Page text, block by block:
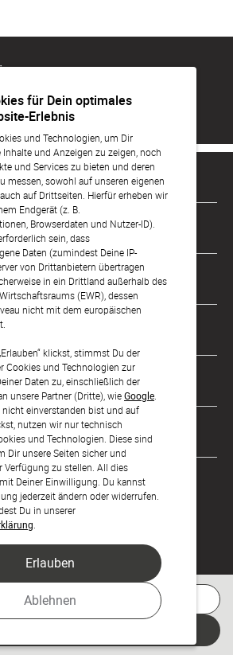
für Dein optimales
Erlebnis
und Technologien, um Dir
und Anzeigen zu zeigen, noch
und Services zu bieten und deren
messen, sowohl auf unseren eigenen
auf Drittseiten. Hierfür erheben wir
Endgerät (z. B.
Browserdaten und Nutzer-ID).
sein, dass
Daten (zumindest Deine IP-
von Drittanbietern übertragen
in ein Drittland außerhalb des
(EWR), dessen
nicht mit dem europäischen
klickst, stimmst Du der
Cookies und Technologien zur
Daten zu, einschließlich der
unsere Partner (Dritte), wieGoogle
nicht einverstanden bist und auf
nutzen wir nur technisch
und Technologien. Diese sind
Dir unsere Seiten sicher und
Verfügung zu stellen. All dies
Deiner Einwilligung. Du kannst
jederzeit ändern oder widerrufen.
Du in unserer
Ablehnen
Erlauben
Musterkarte
17 Uhr
Feier den Moment.